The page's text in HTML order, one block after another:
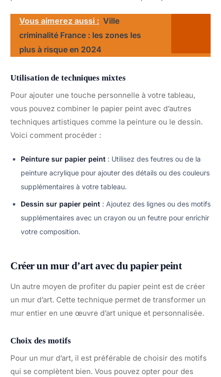
Vous aimerez aussi : Ville
criminalité France : les zones les
plus à risque en 2024
Utilisation de techniques mixtes
Pour ajouter une touche personnelle à votre tableau,
vous pouvez combiner le papier peint avec d’autres
techniques artistiques comme la peinture ou le dessin.
Voici comment procéder :
Peinture sur papier peint : Utilisez des feutres ou de la
peinture acrylique pour ajouter des détails ou des couleurs
supplémentaires à votre tableau.
Dessin sur papier peint : Ajoutez des lignes ou des motifs
supplémentaires avec un crayon ou un feutre pour enrichir
votre composition.
Créer un mur d’art avec du papier peint
Un autre moyen de profiter du papier peint est de créer
un mur d’art. Cette technique permet de transformer un
mur entier en une œuvre d’art unique et personnalisée.
Choix des motifs
Pour un mur d’art, il est préférable de choisir des motifs
qui se complètent bien. Vous pouvez opter pour des